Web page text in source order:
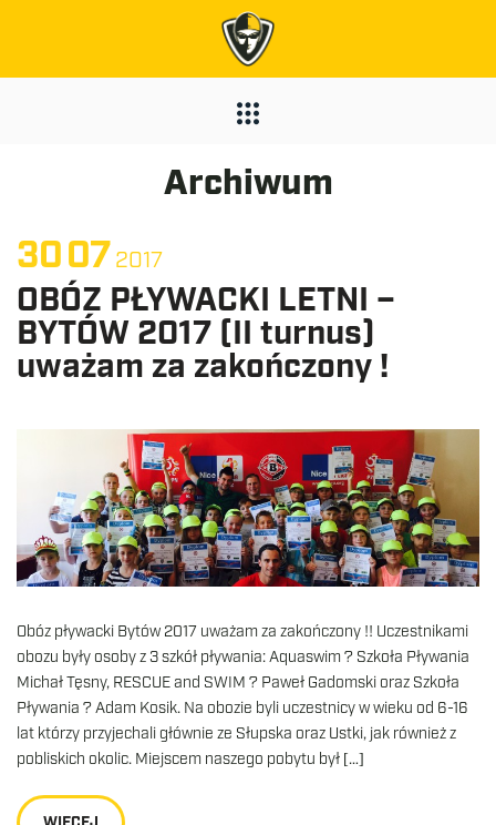
Archiwum
30072017
OBÓZ PŁYWACKI LETNI –
BYTÓW 2017 (II turnus)
uważam za zakończony !
Obóz pływacki Bytów 2017 uważam za zakończony !! Uczestnikami
obozu były osoby z 3 szkół pływania: Aquaswim ? Szkoła Pływania
Michał Tęsny, RESCUE and SWIM ? Paweł Gadomski oraz Szkoła
Pływania ? Adam Kosik. Na obozie byli uczestnicy w wieku od 6-16
lat którzy przyjechali głównie ze Słupska oraz Ustki, jak również z
pobliskich okolic. Miejscem naszego pobytu był […]